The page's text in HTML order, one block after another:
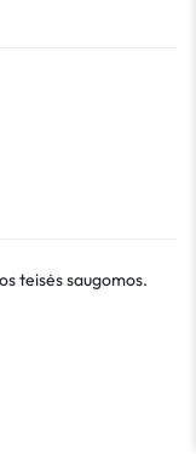
teisės saugomos.